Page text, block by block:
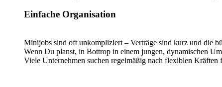
Einfache Organisation
Minijobs sind oft unkompliziert – Verträge sind kurz und die
Wenn Du planst, in Bottrop in einem jungen, dynamischen
Viele Unternehmen suchen regelmäßig nach flexiblen Kräften